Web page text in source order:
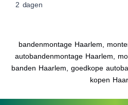
2 dagen
bandenmontage Haarlem,
autobandenmontage Haarlem,
banden Haarlem, goedkope
kopen